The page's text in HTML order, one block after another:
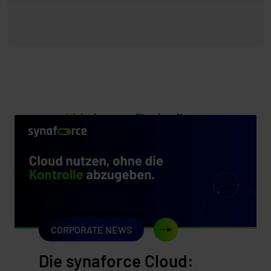
Weitere Beiträge
CORPORATE NEWS
Die synaforce Cloud: